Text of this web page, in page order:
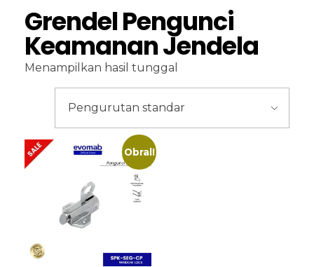
Grendel Pengunci
Keamanan Jendela
Menampilkan hasil tunggal
Obral!